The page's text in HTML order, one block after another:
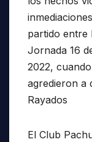
partido entre
Jornada 16
2022,
agredieron a
Rayados
El Club